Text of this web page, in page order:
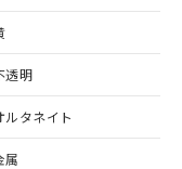
透明
ルタネイト
属